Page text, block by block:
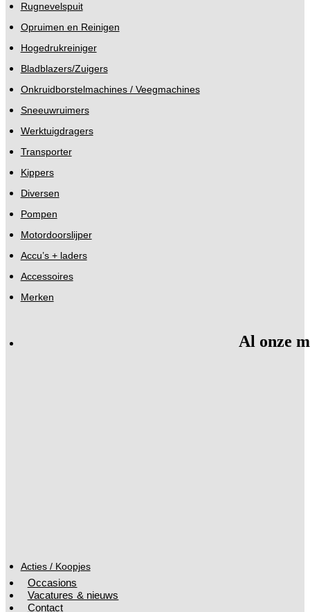
Rugnevelspuit
Opruimen en Reinigen
Hogedrukreiniger
Bladblazers/Zuigers
Onkruidborstelmachines / Veegmachines
Sneeuwruimers
Werktuigdragers
Transporter
Kippers
Diversen
Pompen
Motordoorslijper
Accu’s + laders
Accessoires
Merken
Al onze
Acties / Koopjes
Occasions
Vacatures & nieuws
Contact